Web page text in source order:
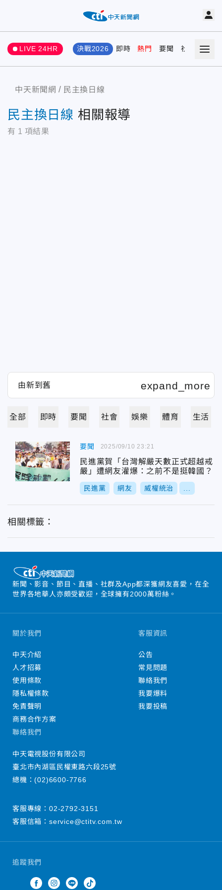
LIVE 24HR 決戰2026 即時 熱門 要聞 社會 娛樂
中天新聞網 民主換日線
民主換日線 相關報導
有 1 項結果
全部 即時 要聞 社會 娛樂 體育 生活
要聞
民進黨賀「台灣解嚴天數正式超越戒
嚴」遭網友灌爆：之前不是挺韓國？
民進黨 網友 威權統治
2025/09/10 23:21
相關標籤：
新聞、影音、節目、直播、社群及App都深獲網友喜愛，在全
世界各地華人亦頗受歡迎，全球擁有2000萬粉絲。
追蹤我們
關於我們
中天介紹
人才招募
使用條款
隱私權條款
免責聲明
商務合作方案
客服資訊
公告
常見問題
聯絡我們
我要爆料
我要投稿
聯絡我們
中天電視股份有限公司
臺北市內湖區民權東路六段25號
總機：(02)6600-7766
客服專線： 02-2792-3151
客服信箱： service@ctitv.com.tw